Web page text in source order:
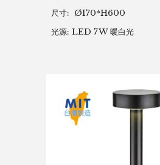
尺寸: Ø170*H600
光源: LED 7W 暖白光